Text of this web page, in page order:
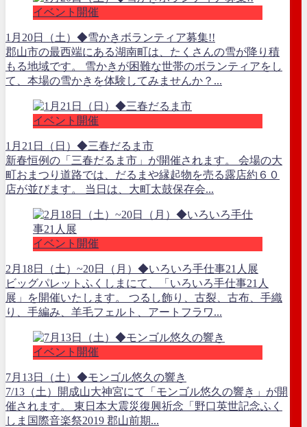
イベント開催
1月20日（土）◆雪かきボランティア募集!!
郡山市の最西端にある湖南町は、たくさんの雪が降り積
もる地域です。 雪かきが困難な世帯のボランティアをし
て、本場の雪かきを体験してみませんか？...
イベント開催
1月21日（日）◆三春だるま市
新春恒例の「三春だるま市」が開催されます。 会場の大
町おまつり道路では、だるまや縁起物を売る露店約６０
店が並びます。 当日は、大町太鼓保存会...
イベント開催
2月18日（土）~20日（月）◆いろいろ手仕事21人展
ビッグパレットふくしまにて、「いろいろ手仕事21人
展」を開催いたします。 つるし飾り、古裂、古布、手織
り、手編み、羊毛フェルト、アートフラワ...
イベント開催
7月13日（土）◆モンゴル悠久の響き
7/13（土）開成山大神宮にて「モンゴル悠久の響き」が開
催されます。 東日本大震災復興祈念「野口英世記念ふく
しま国際音楽祭2019 郡山前期...